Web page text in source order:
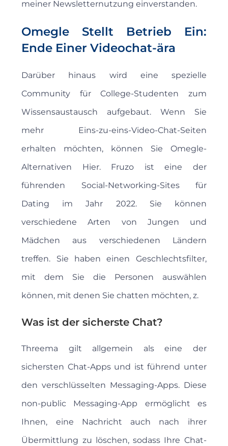
meiner Newsletternutzung einverstanden.
Omegle Stellt Betrieb Ein:
Ende Einer Videochat-ära
Darüber hinaus wird eine spezielle
Community für College-Studenten zum
Wissensaustausch aufgebaut. Wenn Sie
mehr Eins-zu-eins-Video-Chat-Seiten
erhalten möchten, können Sie Omegle-
Alternativen Hier. Fruzo ist eine der
führenden Social-Networking-Sites für
Dating im Jahr 2022. Sie können
verschiedene Arten von Jungen und
Mädchen aus verschiedenen Ländern
treffen. Sie haben einen Geschlechtsfilter,
mit dem Sie die Personen auswählen
können, mit denen Sie chatten möchten, z.
Was ist der sicherste Chat?
Threema gilt allgemein als eine der
sichersten Chat-Apps und ist führend unter
den verschlüsselten Messaging-Apps. Diese
non-public Messaging-App ermöglicht es
Ihnen, eine Nachricht auch nach ihrer
Übermittlung zu löschen, sodass Ihre Chat-